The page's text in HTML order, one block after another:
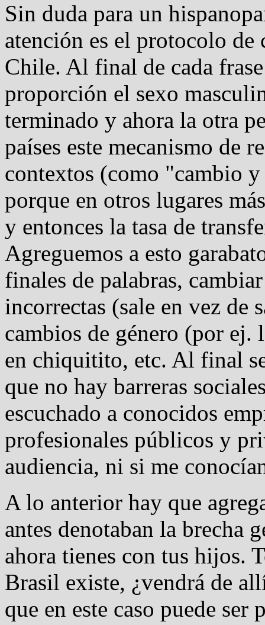
Sin duda para un
atención es el protocolo de
Chile. Al final de cada
proporción el sexo
terminado y ahora la otra
países este mecanismo de
contextos (como "cambio
porque en otros lugares
y entonces la tasa de
Agreguemos a esto
finales de palabras,
incorrectas (sale en vez de
cambios de género (por
en chiquitito, etc. Al final
que no hay barreras
escuchado a conocidos
profesionales públicos y
audiencia, ni si me
A lo anterior hay que
antes denotaban la brecha
ahora tienes con tus hijos.
Brasil existe, ¿vendrá de
que en este caso puede